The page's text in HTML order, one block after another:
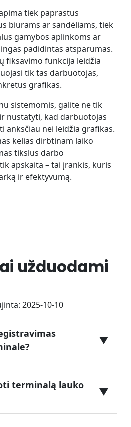
tiek paprastus
biurams ar sandėliams, tiek
gamybos aplinkoms ar
padidintas atsparumas.
fiksavimo funkcija leidžia
tik tas darbuotojas,
grafikas.
sistemomis, galite ne tik
nustatyti, kad darbuotojas
anksčiau nei leidžia grafikas.
kelias dirbtinam laiko
tikslus darbo
apskaita – tai įrankis, kuris
ir efektyvumą.
užduodami
2025-10-10
▼
terminalą lauko
▼